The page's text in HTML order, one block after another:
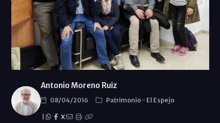
Antonio Moreno Ruiz
08/04/2016 Patrimonio- El Espejo
X